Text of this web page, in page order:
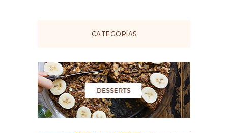
CATEGORÍAS